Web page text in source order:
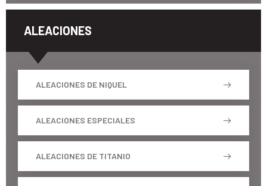
ALEACIONES
ALEACIONES DE NIQUEL
ALEACIONES ESPECIALES
ALEACIONES DE TITANIO